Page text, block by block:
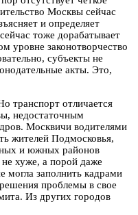
Москвы сейчас
и определяет
тоже дорабатывает
уровне законотворчество
субъекты не
акты. Это,
транспорт отличается
недостаточным
Москвичи водителями
жителей Подмосковья,
и южных районов
хуже, а порой даже
могла заполнить кадрами
проблемы в свое
Из других городов